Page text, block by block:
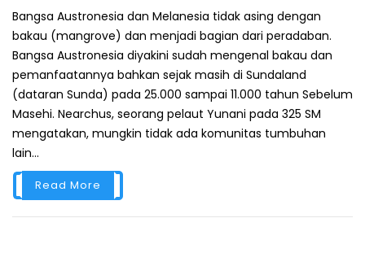
Bangsa Austronesia dan Melanesia tidak asing dengan
bakau (mangrove) dan menjadi bagian dari peradaban.
Bangsa Austronesia diyakini sudah mengenal bakau dan
pemanfaatannya bahkan sejak masih di Sundaland
(dataran Sunda) pada 25.000 sampai 11.000 tahun Sebelum
Masehi. Nearchus, seorang pelaut Yunani pada 325 SM
mengatakan, mungkin tidak ada komunitas tumbuhan
lain...
Read More